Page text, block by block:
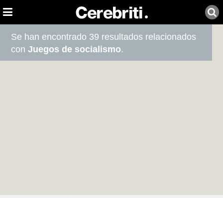
Se han encontrado 39 resultados relacionados
conJuegos de socialismo.